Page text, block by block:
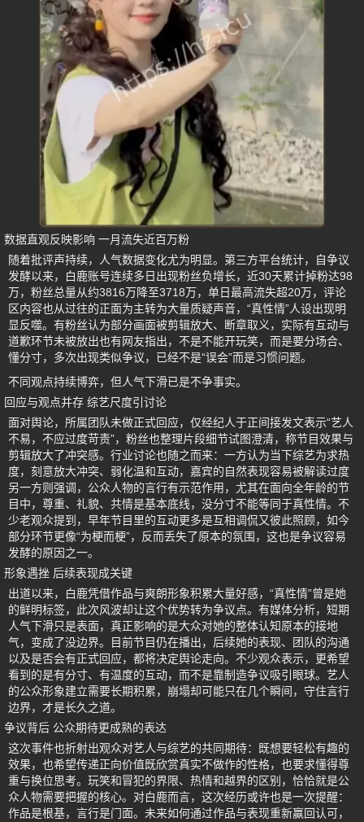
数据直观反映影响 一月流失近百万粉
随着批评声持续，人气数据变化尤为明显。第三方平台统计，自争议
发酵以来，白鹿账号连续多日出现粉丝负增长，近30天累计掉粉达98
万，粉丝总量从约3816万降至3718万，单日最高流失超20万，评论
区内容也从过往的正面为主转为大量质疑声音，“真性情”人设出现明
显反噬。有粉丝认为部分画面被剪辑放大、断章取义，实际有互动与
道歉环节未被放出也有网友指出，不是不能开玩笑，而是要分场合、
懂分寸，多次出现类似争议，已经不是“误会”而是习惯问题。
不同观点持续博弈，但人气下滑已是不争事实。
回应与观点并存 综艺尺度引讨论
面对舆论，所属团队未做正式回应，仅经纪人于正间接发文表示“艺人
不易，不应过度苛责”，粉丝也整理片段细节试图澄清，称节目效果与
剪辑放大了冲突感。行业讨论也随之而来：一方认为当下综艺为求热
度，刻意放大冲突、弱化温和互动，嘉宾的自然表现容易被解读过度
另一方则强调，公众人物的言行有示范作用，尤其在面向全年龄的节
目中，尊重、礼貌、共情是基本底线，没分寸不能等同于真性情。不
少老观众提到，早年节目里的互动更多是互相调侃又彼此照顾，如今
部分环节更像“为梗而梗”，反而丢失了原本的氛围，这也是争议容易
发酵的原因之一。
形象遇挫 后续表现成关键
出道以来，白鹿凭借作品与爽朗形象积累大量好感，“真性情”曾是她
的鲜明标签，此次风波却让这个优势转为争议点。有媒体分析，短期
人气下滑只是表面，真正影响的是大众对她的整体认知原本的接地
气，变成了没边界。目前节目仍在播出，后续她的表现、团队的沟通
以及是否会有正式回应，都将决定舆论走向。不少观众表示，更希望
看到的是有分寸、有温度的互动，而不是靠制造争议吸引眼球。艺人
的公众形象建立需要长期积累，崩塌却可能只在几个瞬间，守住言行
边界，才是长久之道。
争议背后 公众期待更成熟的表达
这次事件也折射出观众对艺人与综艺的共同期待：既想要轻松有趣的
效果，也希望传递正向价值既欣赏真实不做作的性格，也要求懂得尊
重与换位思考。玩笑和冒犯的界限、热情和越界的区别，恰恰就是公
众人物需要把握的核心。对白鹿而言，这次经历或许也是一次提醒：
作品是根基，言行是门面。未来如何通过作品与表现重新赢回认可，